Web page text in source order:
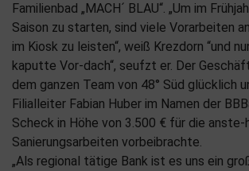
Familienbad „MACH´ BLAU“. „Um im
Saison zu starten, sind viele Vorarbeiten
im Kiosk zu leisten“, weiß Krezdorn “und
kaputte Vor-dach“, seufzt er. Der
dem ganzen Team von 48° Süd glücklich
Filialleiter Fabian Huber im Namen der
Scheck in Höhe von 3.500 € für die anste-
Sanierungsarbeiten vorbeibrachte.
„Als regional tätige Bank ist es uns ein